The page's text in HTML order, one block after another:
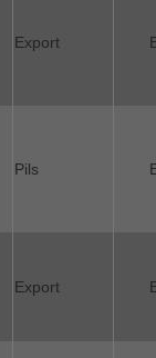
Export
Pils
Export